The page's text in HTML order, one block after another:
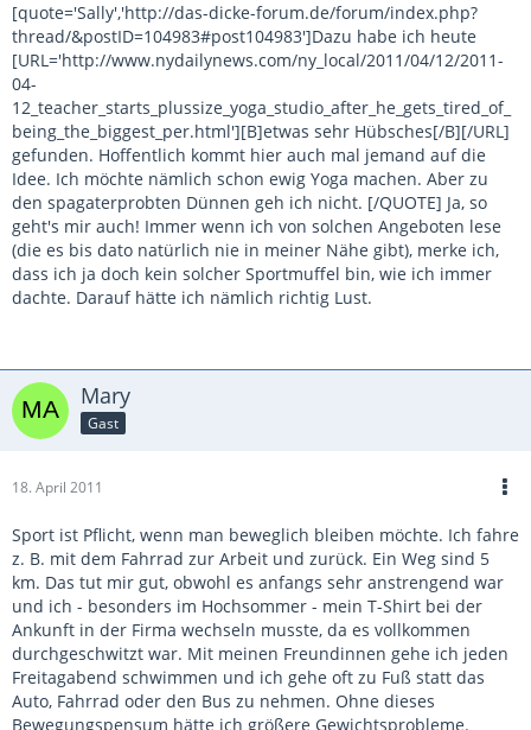
[quote='Sally','http://das-dicke-forum.de/forum/index.php?
thread/&postID=104983#post104983']Dazu habe ich heute
[URL='http://www.nydailynews.com/ny_local/2011/04/12/2011-
04-
12_teacher_starts_plussize_yoga_studio_after_he_gets_tired_of_
being_the_biggest_per.html'][B]etwas sehr Hübsches[/B][/URL]
gefunden. Hoffentlich kommt hier auch mal jemand auf die
Idee. Ich möchte nämlich schon ewig Yoga machen. Aber zu
den spagaterprobten Dünnen geh ich nicht. [/QUOTE] Ja, so
geht's mir auch! Immer wenn ich von solchen Angeboten lese
(die es bis dato natürlich nie in meiner Nähe gibt), merke ich,
dass ich ja doch kein solcher Sportmuffel bin, wie ich immer
dachte. Darauf hätte ich nämlich richtig Lust.
Mary
Gast
18. April 2011
Sport ist Pflicht, wenn man beweglich bleiben möchte. Ich fahre
z. B. mit dem Fahrrad zur Arbeit und zurück. Ein Weg sind 5
km. Das tut mir gut, obwohl es anfangs sehr anstrengend war
und ich - besonders im Hochsommer - mein T-Shirt bei der
Ankunft in der Firma wechseln musste, da es vollkommen
durchgeschwitzt war. Mit meinen Freundinnen gehe ich jeden
Freitagabend schwimmen und ich gehe oft zu Fuß statt das
Auto, Fahrrad oder den Bus zu nehmen. Ohne dieses
Bewegungspensum hätte ich größere Gewichtsprobleme.